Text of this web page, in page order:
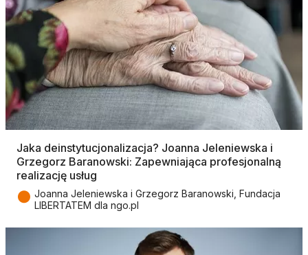
Jaka deinstytucjonalizacja? Joanna Jeleniewska i
Grzegorz Baranowski: Zapewniająca profesjonalną
realizację usług
● Joanna Jeleniewska i Grzegorz Baranowski, Fundacja
LIBERTATEM dla ngo.pl